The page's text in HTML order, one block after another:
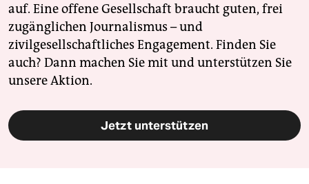
auf. Eine offene Gesellschaft braucht guten, frei
zugänglichen Journalismus – und
zivilgesellschaftliches Engagement. Finden Sie
auch? Dann machen Sie mit und unterstützen Sie
unsere Aktion.
Jetzt unterstützen